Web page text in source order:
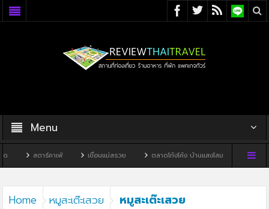
Menu
สตาร์คาเฟ่ เขื่อนแม่สรวย ตลาดโก้งโค้ง บ้านแสงโสม ทิวผาคาเฟ่
Home หมูสะเต๊ะเสวย หมูสะเต๊ะเสวย